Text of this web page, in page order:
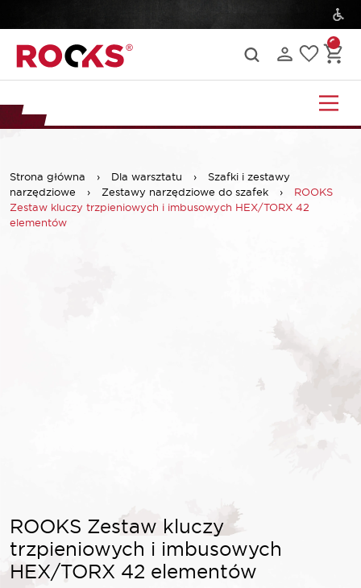
Strona główna › Dla warsztatu ›
Szafki i zestawy
narzędziowe
› Zestawy narzędziowe do szafek ›
ROOKS
Zestaw kluczy trzpieniowych i imbusowych HEX/TORX 42
elementów
ROOKS Zestaw kluczy
trzpieniowych i imbusowych
HEX/TORX 42 elementów